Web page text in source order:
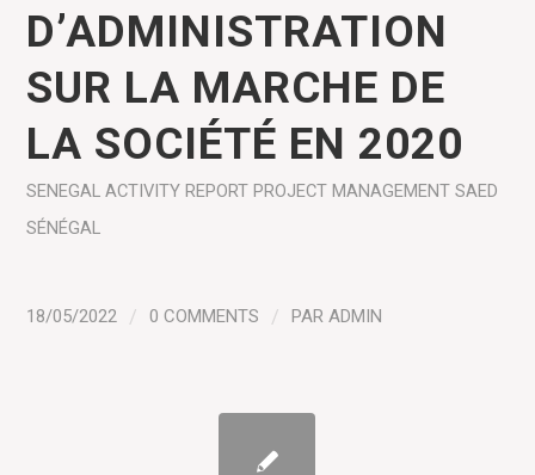
D’ADMINISTRATION
SUR LA MARCHE DE
LA SOCIÉTÉ EN 2020
SENEGAL ACTIVITY REPORT PROJECT MANAGEMENT SAED
SÉNÉGAL
18/05/2022 / 0 COMMENTS / PARADMIN